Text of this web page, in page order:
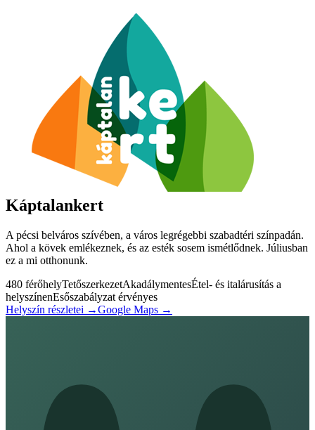
Káptalankert
A pécsi belváros szívében, a város legrégebbi szabadtéri színpadán.
Ahol a kövek emlékeznek, és az esték sosem ismétlődnek. Júliusban
ez a mi otthonunk.
480 férőhelyTetőszerkezetAkadálymentesÉtel- és italárusítás a
helyszínenEsőszabályzat érvényes
Helyszín részletei →Google Maps →